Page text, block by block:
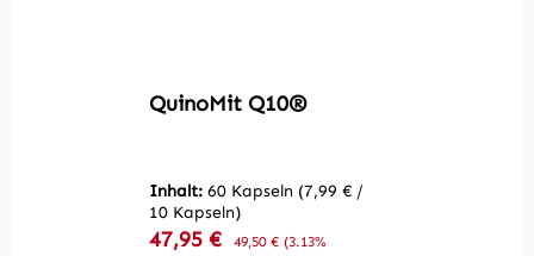
QuinoMit Q10®
Inhalt: 60 Kapseln (7,99 € /
10 Kapseln)
Verkaufspreis:
47,95 € Regulärer Preis:
49,50 € (3.13%